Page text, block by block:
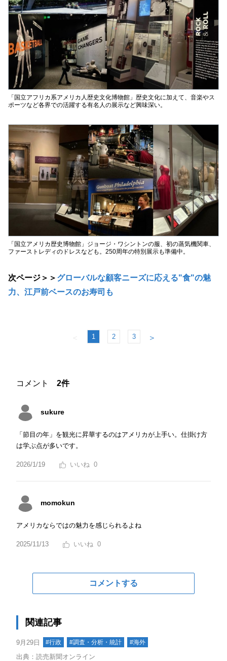
「国立アフリカ系アメリカ人歴史文化博物館」歴史文化に加えて、音楽やス
ポーツなど各界での活躍する有名人の展示など興味深い。
「国立アメリカ歴史博物館」ジョージ・ワシントンの服、初の蒸気機関車、
ファーストレディのドレスなども。250周年の特別展示も準備中。
次ページ＞＞ グローバルな顧客ニーズに応える"食"の魅
力、江戸前ベースのお寿司も
＜ 1 2 3 ＞
コメント 2件
sukure
「節目の年」を観光に昇華するのはアメリカが上手い。仕掛け方
は学ぶ点が多いです。
2026/1/19 0
momokun
アメリカならではの魅力を感じられるよね
2025/11/13 0
コメントする
関連記事
9月29日 #行政 #調査・分析・統計 #海外
出典：読売新聞オンライン